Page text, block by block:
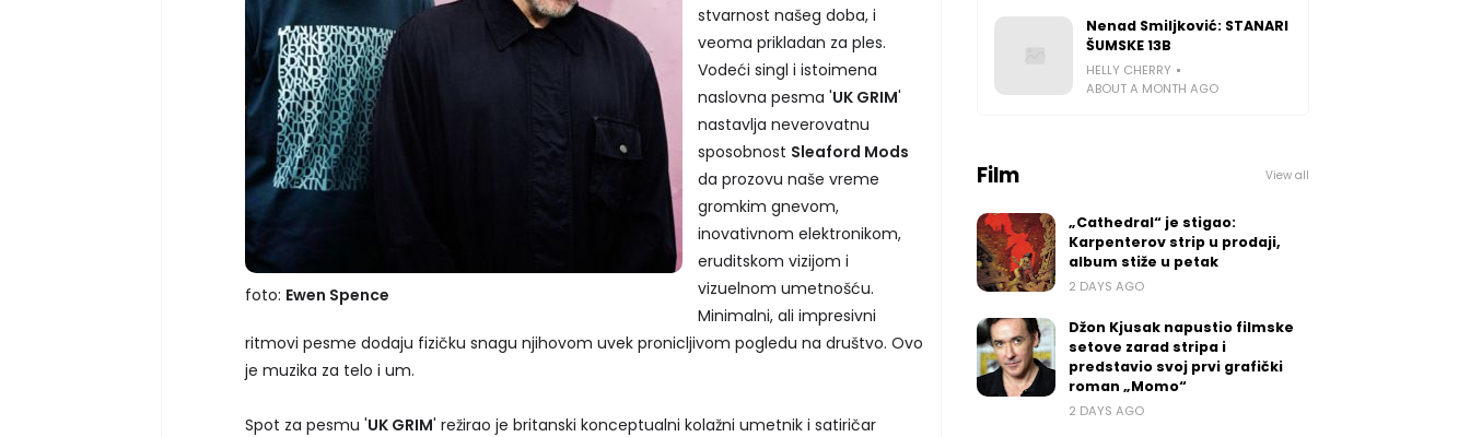
foto: Ewen Spence
stvarnost našeg doba, i
veoma prikladan za ples.
Vodeći singl i istoimena
naslovna pesma 'UK GRIM'
nastavlja neverovatnu
sposobnost Sleaford Mods
da prozovu naše vreme
gromkim gnevom,
inovativnom elektronikom,
eruditskom vizijom i
vizuelnom umetnošću.
Minimalni, ali impresivni
ritmovi pesme dodaju fizičku snagu njihovom uvek pronicljivom pogledu na društvo. Ovo
je muzika za telo i um.
Spot za pesmu 'UK GRIM' režirao je britanski konceptualni kolažni umetnik i satiričar
Nenad Smiljković: STANARI
ŠUMSKE 13B
HELLY CHERRY
ABOUT A MONTH AGO
Film View all
„Cathedral“ je stigao:
Karpenterov strip u prodaji,
album stiže u petak
2 DAYS AGO
Džon Kjusak napustio filmske
setove zarad stripa i
predstavio svoj prvi grafički
roman „Momo“
2 DAYS AGO